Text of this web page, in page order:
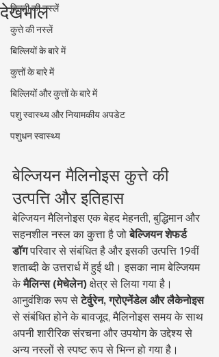
बिल्ली की नस्लें
कुत्ते की नस्लें
बिल्लियों के बारे में
कुत्तों के बारे में
बिल्लियों और कुत्तों के बारे में
पशु स्वास्थ्य और नियामकीय अपडेट
पशुधन स्वास्थ्य
देखभाल
बेल्जियन मैलिनोइस कुत्ते की
उत्पत्ति और इतिहास
बेल्जियन मैलिनोइस एक बेहद मेहनती, बुद्धिमान और
सहनशील नस्ल का कुत्ता है जो बेल्जियन शेफर्ड
डॉग परिवार से संबंधित है और इसकी उत्पत्ति 19वीं
शताब्दी के उत्तरार्ध में हुई थी। इसका नाम बेल्जियम
के मैलिन्स (मेचेलेन) क्षेत्र से लिया गया है।
आनुवंशिक रूप से टेर्वुरेन, ग्रोएनेंडेल और लैकेनोइस
से संबंधित होने के बावजूद, मैलिनोइस समय के साथ
अपनी शारीरिक संरचना और उपयोग के उद्देश्य से
अन्य नस्लों से स्पष्ट रूप से भिन्न हो गया है।